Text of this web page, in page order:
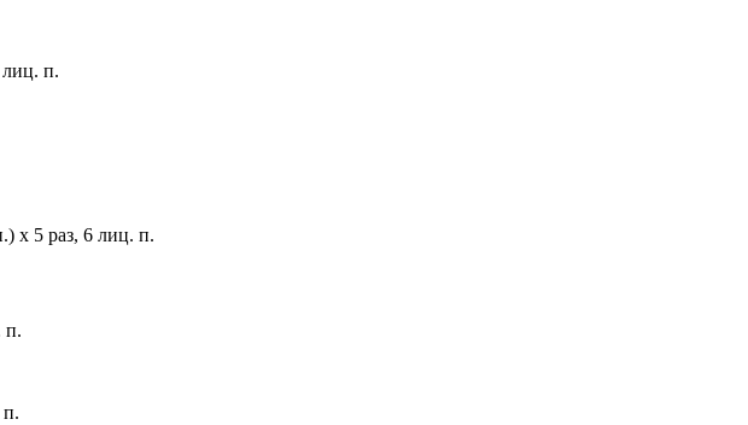
п.
х 5 раз, 6 лиц. п.
п.